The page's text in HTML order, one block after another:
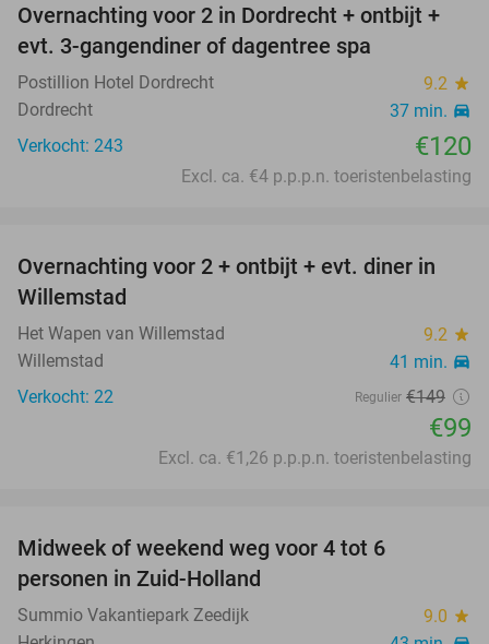
Overnachting voor 2 in Dordrecht + ontbijt +
evt. 3-gangendiner of dagentree spa
Postillion Hotel Dordrecht 9.2 star
Dordrecht 37 min. directions_car
Verkocht: 243 €120
Excl. ca. €4 p.p.p.n. toeristenbelasting
34%
Overnachting voor 2 + ontbijt + evt. diner in
Willemstad
Het Wapen van Willemstad 9.2 star
Willemstad 41 min. directions_car
Verkocht: 22 Regulier €149
€99
Excl. ca. €1,26 p.p.p.n. toeristenbelasting
Midweek of weekend weg voor 4 tot 6
personen in Zuid-Holland
Summio Vakantiepark Zeedijk 9.0 star